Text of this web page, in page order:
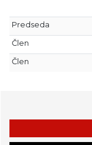
Predseda
Člen
Člen